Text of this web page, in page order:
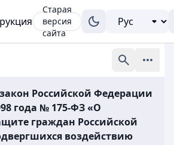
Старая
версия
сайта
Российской Федерации
года № 175-ФЗ «О
граждан Российской
воздействию